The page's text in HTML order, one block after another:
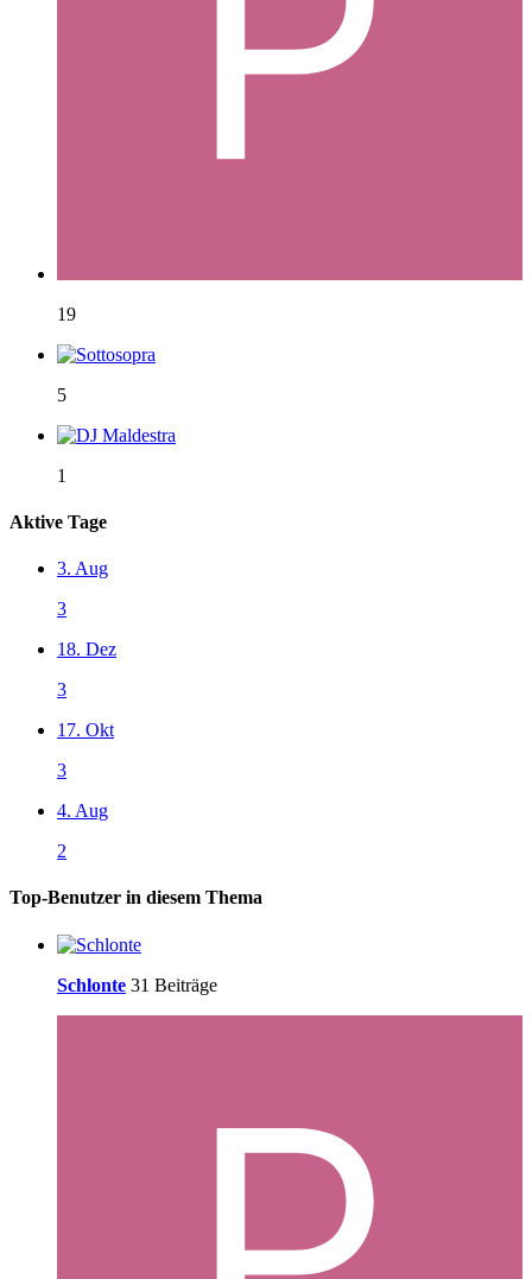
19
5
1
Aktive Tage
3. Aug
3
18. Dez
3
17. Okt
3
4. Aug
2
Top-Benutzer in diesem Thema
Schlonte 31 Beiträge